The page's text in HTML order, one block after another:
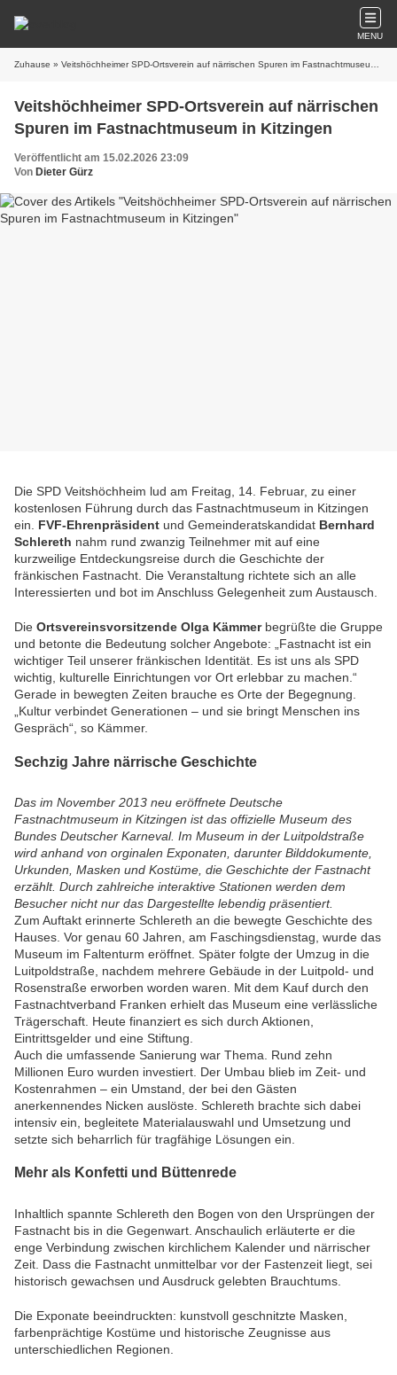
MENU
Zuhause » Veitshöchheimer SPD-Ortsverein auf närrischen Spuren im Fastnachtmuseum in Kitzingen
Veitshöchheimer SPD-Ortsverein auf närrischen
Spuren im Fastnachtmuseum in Kitzingen
Veröffentlicht am 15.02.2026 23:09
Von Dieter Gürz
Die SPD Veitshöchheim lud am Freitag, 14. Februar, zu einer
kostenlosen Führung durch das Fastnachtmuseum in Kitzingen
ein. FVF-Ehrenpräsident und Gemeinderatskandidat Bernhard
Schlereth nahm rund zwanzig Teilnehmer mit auf eine
kurzweilige Entdeckungsreise durch die Geschichte der
fränkischen Fastnacht. Die Veranstaltung richtete sich an alle
Interessierten und bot im Anschluss Gelegenheit zum Austausch.
Die Ortsvereinsvorsitzende Olga Kämmer begrüßte die Gruppe
und betonte die Bedeutung solcher Angebote: „Fastnacht ist ein
wichtiger Teil unserer fränkischen Identität. Es ist uns als SPD
wichtig, kulturelle Einrichtungen vor Ort erlebbar zu machen.“
Gerade in bewegten Zeiten brauche es Orte der Begegnung.
„Kultur verbindet Generationen – und sie bringt Menschen ins
Gespräch“, so Kämmer.
Sechzig Jahre närrische Geschichte
Das im November 2013 neu eröffnete Deutsche
Fastnachtmuseum in Kitzingen ist das offizielle Museum des
Bundes Deutscher Karneval. Im Museum in der Luitpoldstraße
wird anhand von orginalen Exponaten, darunter Bilddokumente,
Urkunden, Masken und Kostüme, die Geschichte der Fastnacht
erzählt. Durch zahlreiche interaktive Stationen werden dem
Besucher nicht nur das Dargestellte lebendig präsentiert.
Zum Auftakt erinnerte Schlereth an die bewegte Geschichte des
Hauses. Vor genau 60 Jahren, am Faschingsdienstag, wurde das
Museum im Faltenturm eröffnet. Später folgte der Umzug in die
Luitpoldstraße, nachdem mehrere Gebäude in der Luitpold- und
Rosenstraße erworben worden waren. Mit dem Kauf durch den
Fastnachtverband Franken erhielt das Museum eine verlässliche
Trägerschaft. Heute finanziert es sich durch Aktionen,
Eintrittsgelder und eine Stiftung.
Auch die umfassende Sanierung war Thema. Rund zehn
Millionen Euro wurden investiert. Der Umbau blieb im Zeit- und
Kostenrahmen – ein Umstand, der bei den Gästen
anerkennendes Nicken auslöste. Schlereth brachte sich dabei
intensiv ein, begleitete Materialauswahl und Umsetzung und
setzte sich beharrlich für tragfähige Lösungen ein.
Mehr als Konfetti und Büttenrede
Inhaltlich spannte Schlereth den Bogen von den Ursprüngen der
Fastnacht bis in die Gegenwart. Anschaulich erläuterte er die
enge Verbindung zwischen kirchlichem Kalender und närrischer
Zeit. Dass die Fastnacht unmittelbar vor der Fastenzeit liegt, sei
historisch gewachsen und Ausdruck gelebten Brauchtums.
Die Exponate beeindruckten: kunstvoll geschnitzte Masken,
farbenprächtige Kostüme und historische Zeugnisse aus
unterschiedlichen Regionen.